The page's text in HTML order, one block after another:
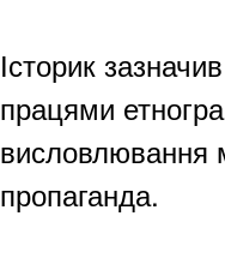
Історик
працями
висловлювання
пропаганда.